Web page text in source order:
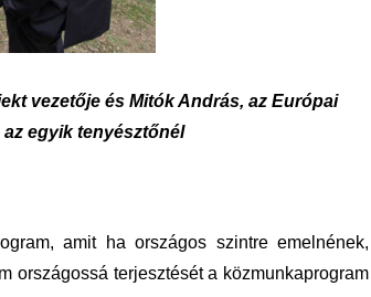
vezetője és Mitók András, az Európai
egyik tenyésztőnél
amit ha országos szintre emelnének,
országossá terjesztését a közmunkaprogram